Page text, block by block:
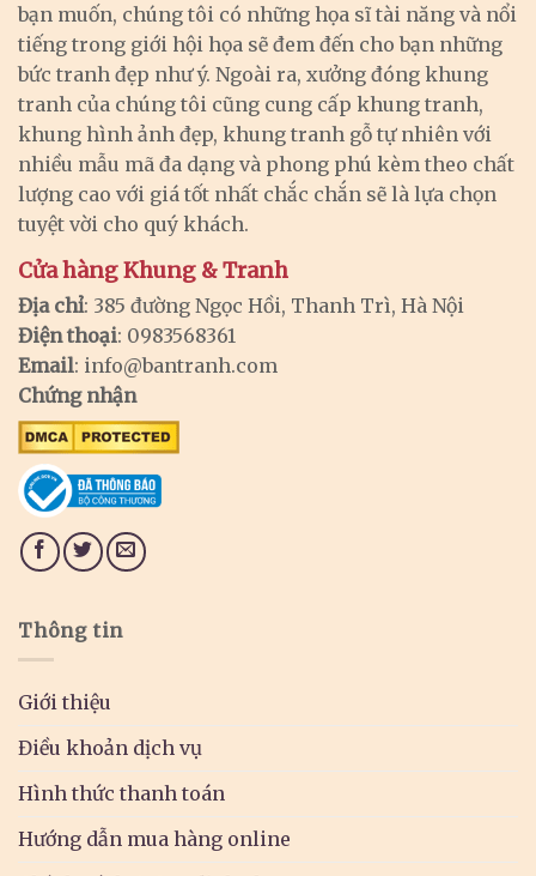
bạn muốn, chúng tôi có những họa sĩ tài năng và nổi
tiếng trong giới hội họa sẽ đem đến cho bạn những
bức tranh đẹp như ý. Ngoài ra, xưởng đóng khung
tranh của chúng tôi cũng cung cấp khung tranh,
khung hình ảnh đẹp, khung tranh gỗ tự nhiên với
nhiều mẫu mã đa dạng và phong phú kèm theo chất
lượng cao với giá tốt nhất chắc chắn sẽ là lựa chọn
tuyệt vời cho quý khách.
Cửa hàng Khung & Tranh
Địa chỉ: 385 đường Ngọc Hồi, Thanh Trì, Hà Nội
Điện thoại: 0983568361
Email: info@bantranh.com
Chứng nhận
Thông tin
Giới thiệu
Điều khoản dịch vụ
Hình thức thanh toán
Hướng dẫn mua hàng online